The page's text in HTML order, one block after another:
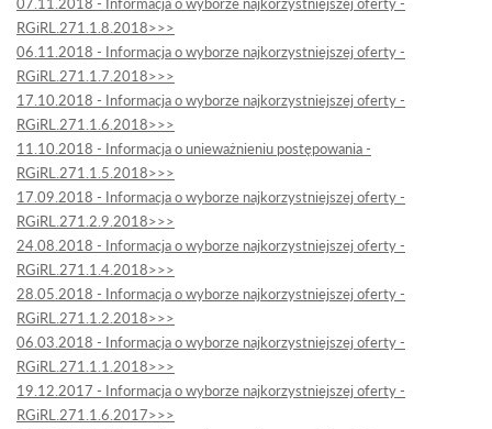
07.11.2018 - Informacja o wyborze najkorzystniejszej oferty -
RGiRL.271.1.8.2018>>>
06.11.2018 - Informacja o wyborze najkorzystniejszej oferty -
RGiRL.271.1.7.2018>>>
17.10.2018 - Informacja o wyborze najkorzystniejszej oferty -
RGiRL.271.1.6.2018>>>
11.10.2018 - Informacja o unieważnieniu postępowania -
RGiRL.271.1.5.2018>>>
17.09.2018 - Informacja o wyborze najkorzystniejszej oferty -
RGiRL.271.2.9.2018>>>
24.08.2018 - Informacja o wyborze najkorzystniejszej oferty -
RGiRL.271.1.4.2018>>>
28.05.2018 - Informacja o wyborze najkorzystniejszej oferty -
RGiRL.271.1.2.2018>>>
06.03.2018 - Informacja o wyborze najkorzystniejszej oferty -
RGiRL.271.1.1.2018>>>
19.12.2017 - Informacja o wyborze najkorzystniejszej oferty -
RGiRL.271.1.6.2017>>>